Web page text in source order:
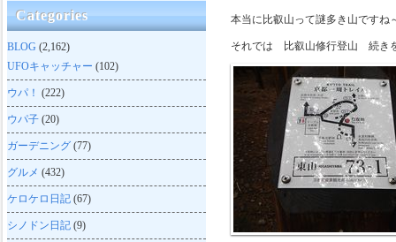
本当に比叡山って謎多き山ですね
それでは 比叡山修行登山 続き
Categories
BLOG (2,162)
UFOキャッチャー (102)
ウパ！ (222)
ウパ子 (20)
ガーデニング (77)
グルメ (432)
ケロケロ日記 (67)
シノドン日記 (9)